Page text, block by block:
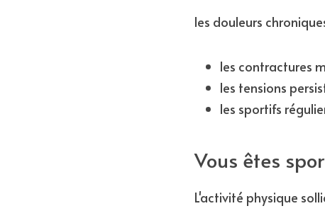
les douleurs
les contractures
les tensions
les sportifs
Vous êtes
L'activité physique